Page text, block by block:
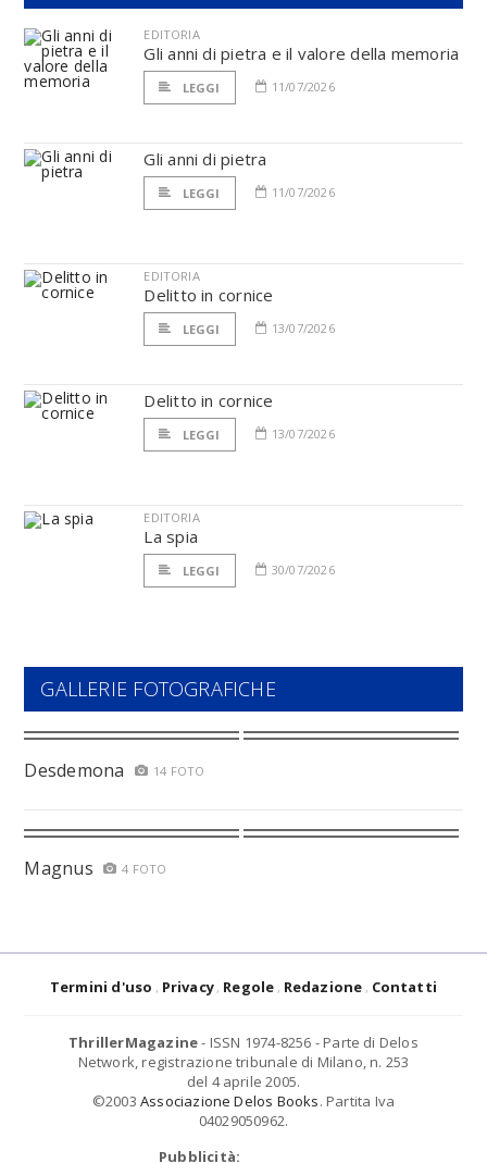
EDITORIA
Gli anni di pietra e il valore della memoria
LEGGI 11/07/2026
Gli anni di pietra
LEGGI 11/07/2026
EDITORIA
Delitto in cornice
LEGGI 13/07/2026
Delitto in cornice
LEGGI 13/07/2026
EDITORIA
La spia
LEGGI 30/07/2026
GALLERIE FOTOGRAFICHE
Desdemona 14 FOTO
Magnus 4 FOTO
Termini d'uso Privacy Regole Redazione Contatti
ThrillerMagazine- ISSN 1974-8256 - Parte di Delos
Network, registrazione tribunale di Milano, n. 253
del 4 aprile 2005.
©2003 Associazione Delos Books. Partita Iva
04029050962.
Pubblicità: